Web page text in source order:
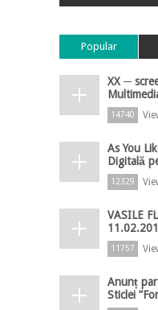
Popular
XX ─
14740
As You
Digitală
12329
VASILE
11757
Anunț
Sticlei